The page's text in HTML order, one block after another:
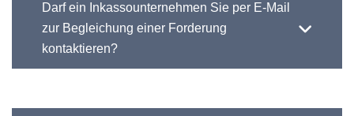
Darf ein Inkassounternehmen Sie per E-Mail
zur Begleichung einer Forderung
kontaktieren?